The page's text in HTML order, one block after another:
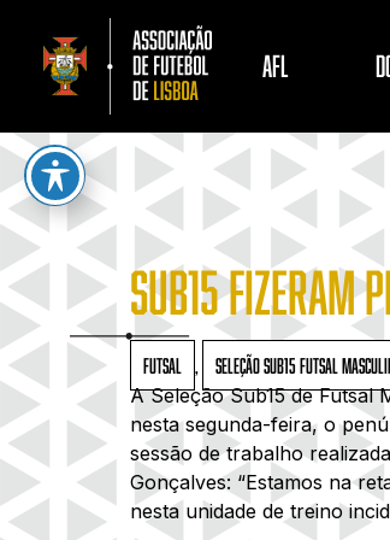
AFL
SUB15 FIZERAM
Futsal Seleção Sub15 Futsal
A Seleção Sub15 de Futsal
nesta segunda-feira, o
sessão de trabalho
Gonçalves: “Estamos na
nesta unidade de treino